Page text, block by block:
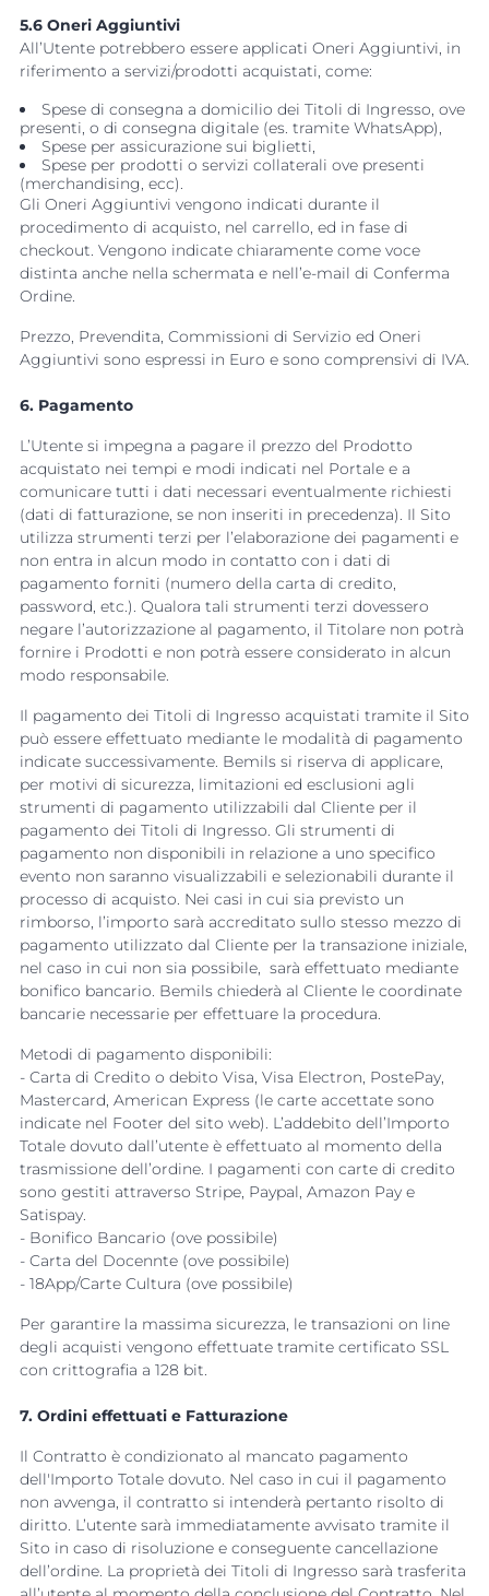
5.6 Oneri Aggiuntivi
All’Utente potrebbero essere applicati Oneri Aggiuntivi, in
riferimento a servizi/prodotti acquistati, come:
Spese di consegna a domicilio dei Titoli di Ingresso, ove
presenti, o di consegna digitale (es. tramite WhatsApp),
Spese per assicurazione sui biglietti,
Spese per prodotti o servizi collaterali ove presenti
(merchandising, ecc).
Gli Oneri Aggiuntivi vengono indicati durante il
procedimento di acquisto, nel carrello, ed in fase di
checkout. Vengono indicate chiaramente come voce
distinta anche nella schermata e nell’e-mail di Conferma
Ordine.
Prezzo, Prevendita, Commissioni di Servizio ed Oneri
Aggiuntivi sono espressi in Euro e sono comprensivi di IVA.
6. Pagamento
L’Utente si impegna a pagare il prezzo del Prodotto
acquistato nei tempi e modi indicati nel Portale e a
comunicare tutti i dati necessari eventualmente richiesti
(dati di fatturazione, se non inseriti in precedenza). Il Sito
utilizza strumenti terzi per l’elaborazione dei pagamenti e
non entra in alcun modo in contatto con i dati di
pagamento forniti (numero della carta di credito,
password, etc.). Qualora tali strumenti terzi dovessero
negare l’autorizzazione al pagamento, il Titolare non potrà
fornire i Prodotti e non potrà essere considerato in alcun
modo responsabile.
Il pagamento dei Titoli di Ingresso acquistati tramite il Sito
può essere effettuato mediante le modalità di pagamento
indicate successivamente. Bemils si riserva di applicare,
per motivi di sicurezza, limitazioni ed esclusioni agli
strumenti di pagamento utilizzabili dal Cliente per il
pagamento dei Titoli di Ingresso. Gli strumenti di
pagamento non disponibili in relazione a uno specifico
evento non saranno visualizzabili e selezionabili durante il
processo di acquisto. Nei casi in cui sia previsto un
rimborso, l’importo sarà accreditato sullo stesso mezzo di
pagamento utilizzato dal Cliente per la transazione iniziale,
nel caso in cui non sia possibile, sarà effettuato mediante
bonifico bancario. Bemils chiederà al Cliente le coordinate
bancarie necessarie per effettuare la procedura.
Metodi di pagamento disponibili:
- Carta di Credito o debito Visa, Visa Electron, PostePay,
Mastercard, American Express (le carte accettate sono
indicate nel Footer del sito web). L’addebito dell’Importo
Totale dovuto dall’utente è effettuato al momento della
trasmissione dell’ordine. I pagamenti con carte di credito
sono gestiti attraverso Stripe, Paypal, Amazon Pay e
Satispay.
- Bonifico Bancario (ove possibile)
- Carta del Docennte (ove possibile)
- 18App/Carte Cultura (ove possibile)
Per garantire la massima sicurezza, le transazioni on line
degli acquisti vengono effettuate tramite certificato SSL
con crittografia a 128 bit.
7. Ordini effettuati e Fatturazione
Il Contratto è condizionato al mancato pagamento
dell'Importo Totale dovuto. Nel caso in cui il pagamento
non avvenga, il contratto si intenderà pertanto risolto di
diritto. L’utente sarà immediatamente avvisato tramite il
Sito in caso di risoluzione e conseguente cancellazione
dell’ordine. La proprietà dei Titoli di Ingresso sarà trasferita